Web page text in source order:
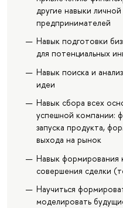
другие навыки
предпринимателей
Навык подготовки
для потенциальных
Навык поиска и
идеи
Навык сбора всех
успешной компании:
запуска продукта,
выхода на рынок
Навык формирования
совершения сделки
Научиться
моделировать